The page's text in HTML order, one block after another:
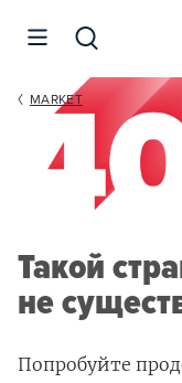
MARKET
Такой
не
Попробуйте